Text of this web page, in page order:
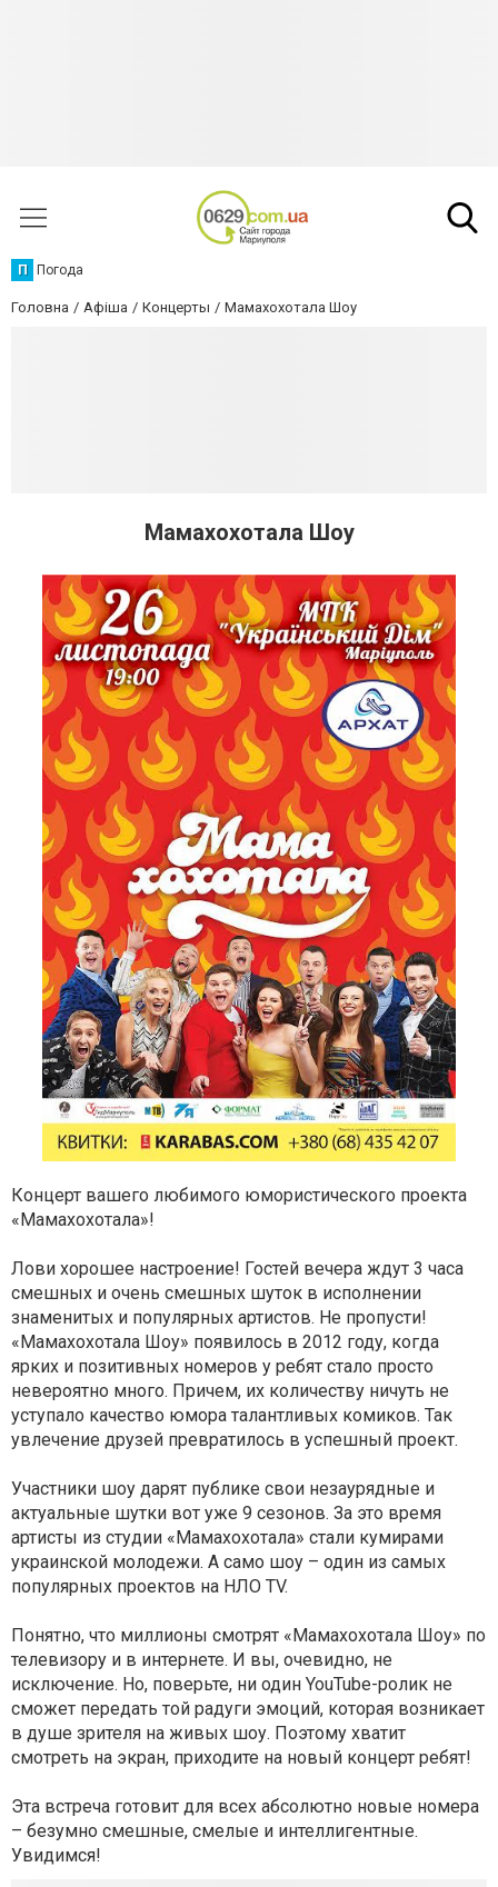
П Погода
Головна Афіша Концерты Мамахохотала Шоу
Мамахохотала Шоу
Концерт вашего любимого юмористического проекта
«Мамахохотала»!
Лови хорошее настроение! Гостей вечера ждут 3 часа
смешных и очень смешных шуток в исполнении
знаменитых и популярных артистов. Не пропусти!
«Мамахохотала Шоу» появилось в 2012 году, когда
ярких и позитивных номеров у ребят стало просто
невероятно много. Причем, их количеству ничуть не
уступало качество юмора талантливых комиков. Так
увлечение друзей превратилось в успешный проект.
Участники шоу дарят публике свои незаурядные и
актуальные шутки вот уже 9 сезонов. За это время
артисты из студии «Мамахохотала» стали кумирами
украинской молодежи. А само шоу – один из самых
популярных проектов на НЛО TV.
Понятно, что миллионы смотрят «Мамахохотала Шоу» по
телевизору и в интернете. И вы, очевидно, не
исключение. Но, поверьте, ни один YouTube-ролик не
сможет передать той радуги эмоций, которая возникает
в душе зрителя на живых шоу. Поэтому хватит
смотреть на экран, приходите на новый концерт ребят!
Эта встреча готовит для всех абсолютно новые номера
– безумно смешные, смелые и интеллигентные.
Увидимся!